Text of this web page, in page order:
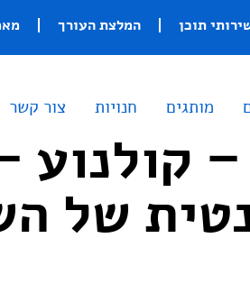
תוכן המלצת העורך
מותגים חנויות צור קשר
קולנוע
של